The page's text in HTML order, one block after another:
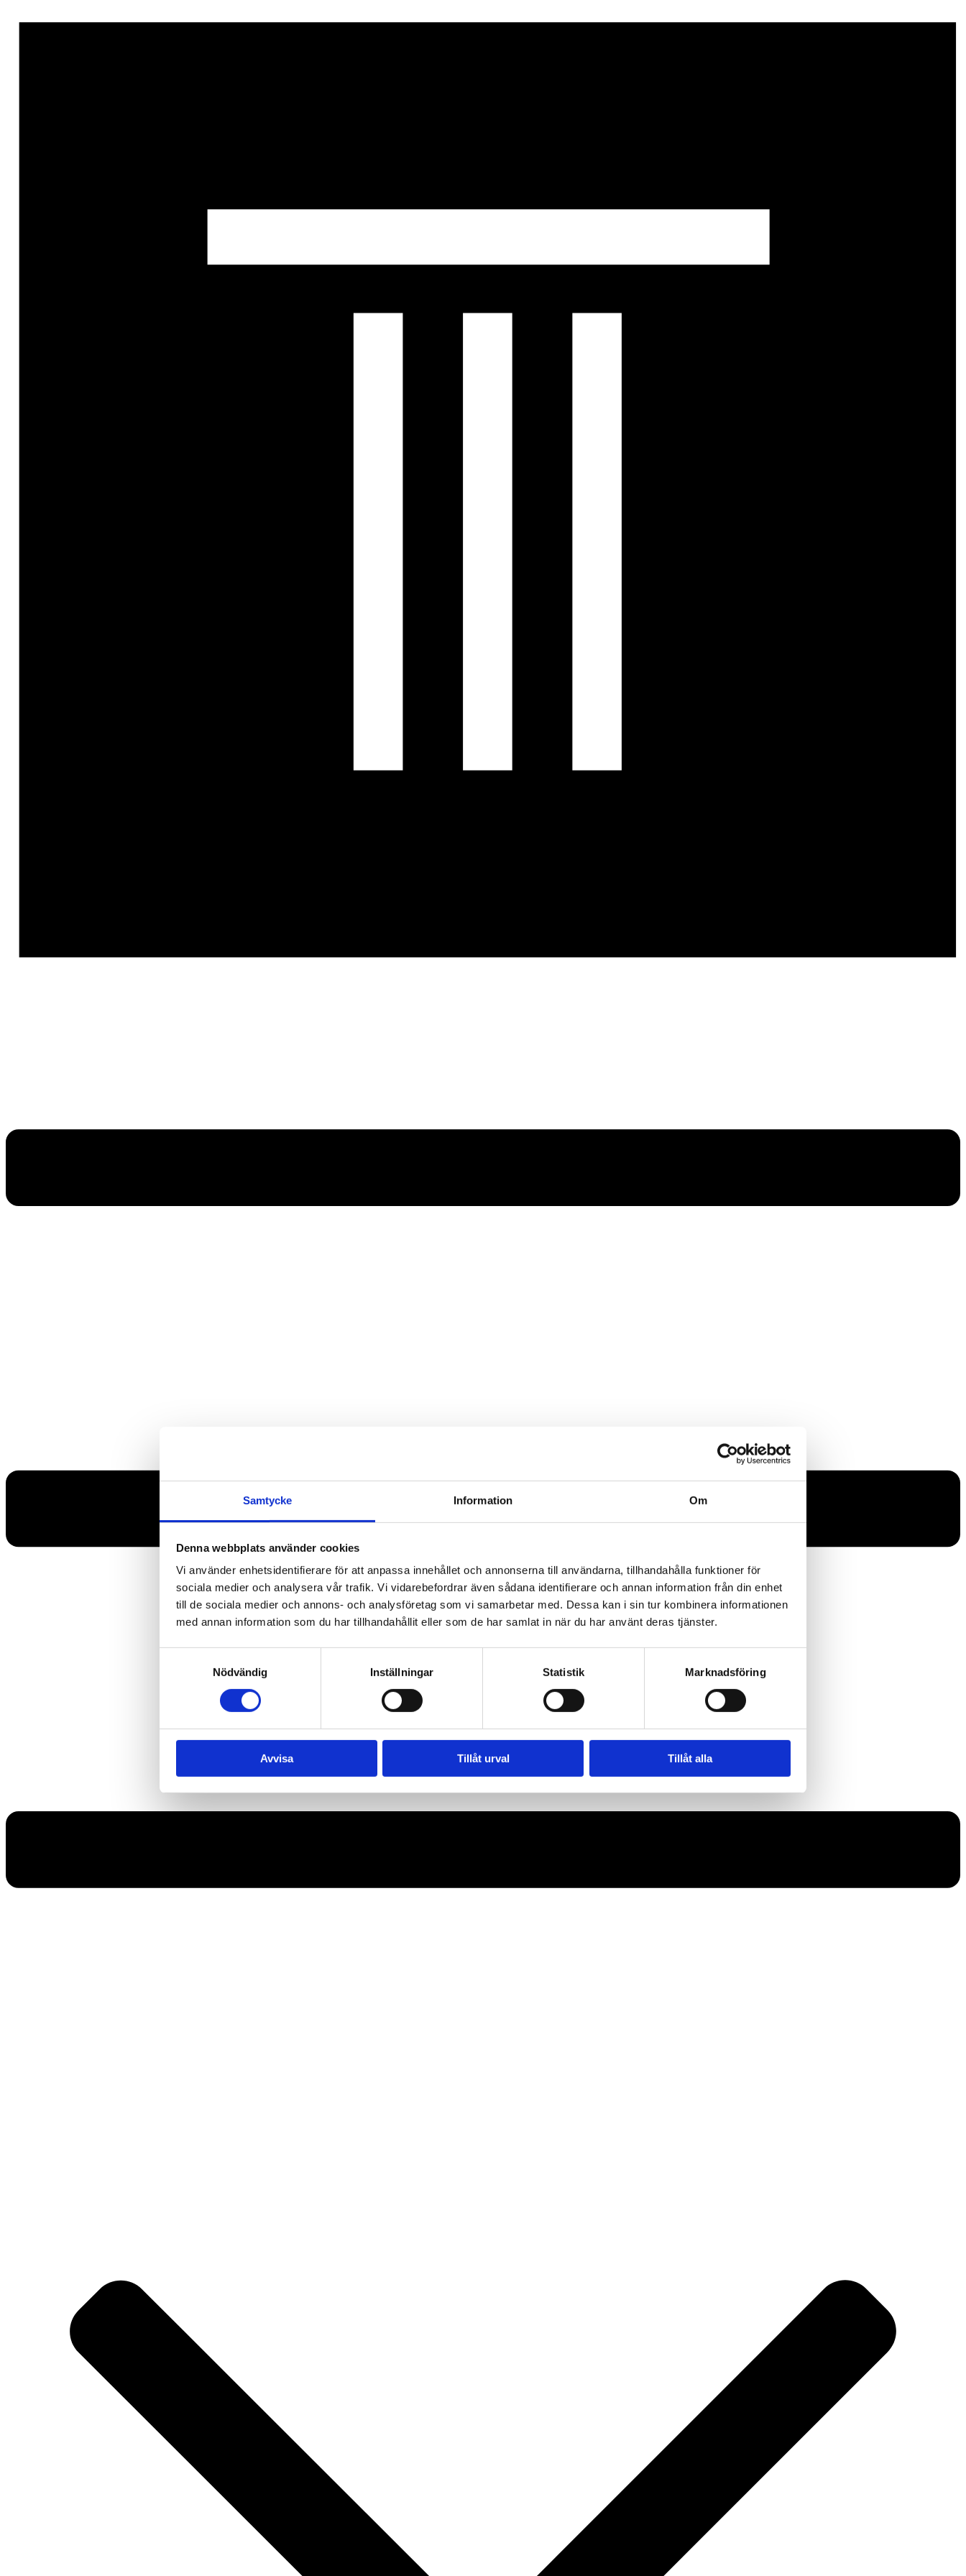
Samtycke Information Om
Denna webbplats använder cookies
Vi använder enhetsidentifierare för att anpassa innehållet och annonserna till användarna, tillhandahålla funktioner för
sociala medier och analysera vår trafik. Vi vidarebefordrar även sådana identifierare och annan information från din enhet
till de sociala medier och annons- och analysföretag som vi samarbetar med. Dessa kan i sin tur kombinera informationen
med annan information som du har tillhandahållit eller som de har samlat in när du har använt deras tjänster.
Nödvändig
Inställningar Statistik Marknadsföring
Avvisa Tillåt urval Tillåt alla